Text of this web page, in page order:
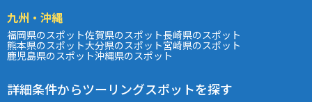
九州・沖縄
福岡県のスポット佐賀県のスポット長崎県のスポット
熊本県のスポット大分県のスポット宮崎県のスポット
鹿児島県のスポット沖縄県のスポット
詳細条件からツーリングスポットを探す